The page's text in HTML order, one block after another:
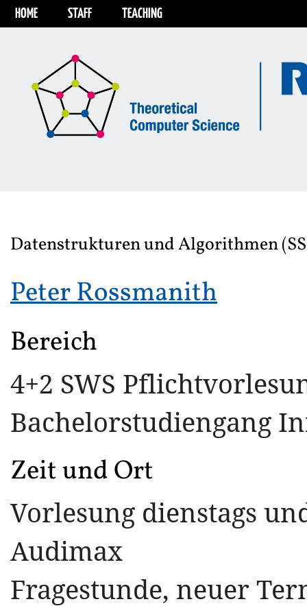
HOME STAFF TEACHING
Datenstrukturen und Algorithmen
Peter Rossmanith
Bereich
4+2 SWS
Bachelorstudiengang
Zeit und Ort
Vorlesung dienstags
Audimax
Fragestunde, neuer